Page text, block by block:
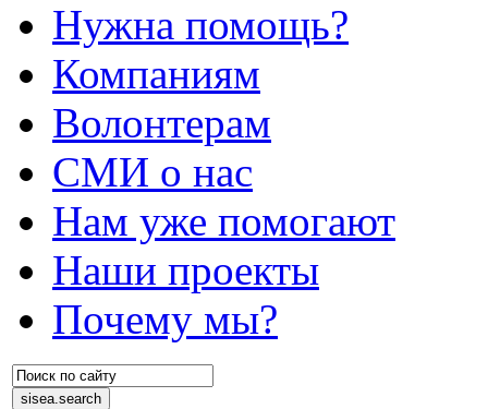
Нужна помощь?
Компаниям
Волонтерам
СМИ о нас
Нам уже помогают
Наши проекты
Почему мы?